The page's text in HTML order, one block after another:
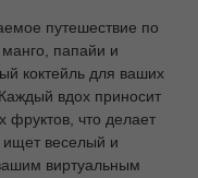
путешествие по
папайи и
коктейль для ваших
вдох приносит
фруктов, что делает
ищет веселый и
виртуальным